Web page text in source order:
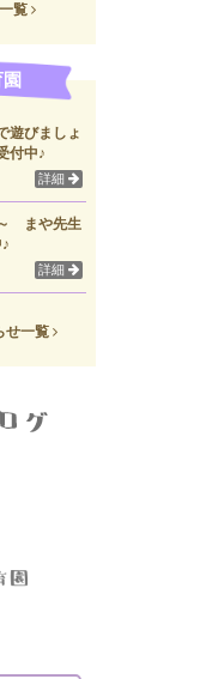
覧
遊びましょ
中♪
詳細
まや先生
詳細
せ一覧